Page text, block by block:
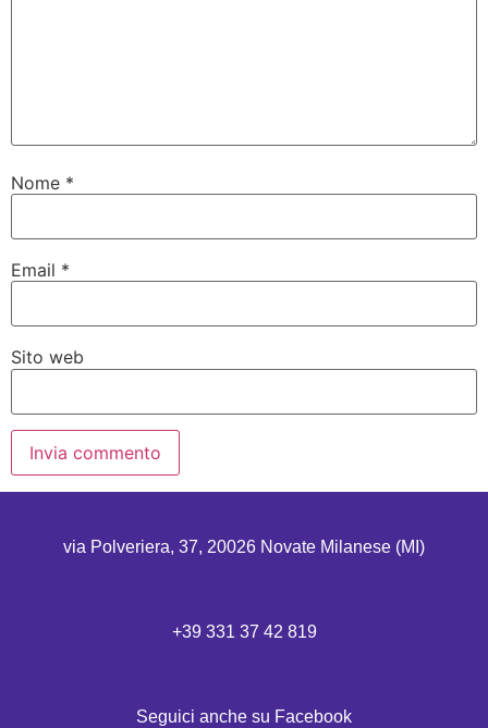
Nome *
Email *
Sito web
via Polveriera, 37, 20026 Novate Milanese (MI)
+39 331 37 42 819
Seguici anche su Facebook